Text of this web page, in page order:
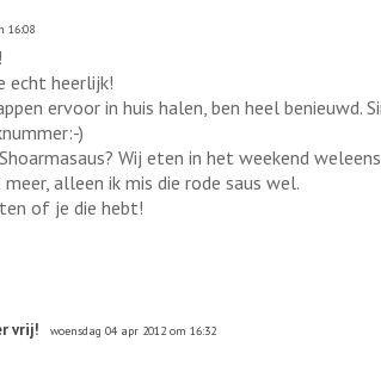
16:08
echt heerlijk!
ervoor in huis halen, ben heel
)
Wij eten in het weekend
alleen ik mis die rode saus wel.
of je die hebt!
vrij! woensdag 04 apr 2012 om 16:32